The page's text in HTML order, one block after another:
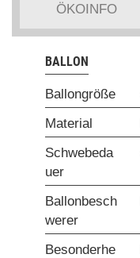
ÖKOINFO
BALLON
Ballongröße
Material
Schwebeda
uer
Ballonbesch
werer
Besonderhe